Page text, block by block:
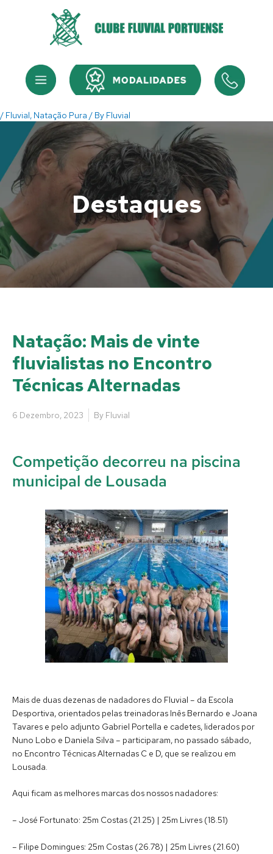
Menu Menu
/ Fluvial, Natação Pura / By Fluvial
Destaques
Natação: Mais de vinte
fluvialistas no Encontro
Técnicas Alternadas
6 Dezembro, 2023 By Fluvial
Competição decorreu na piscina
municipal de Lousada
Mais de duas dezenas de nadadores do Fluvial – da Escola
Desportiva, orientados pelas treinadoras Inês Bernardo e Joana
Tavares e pelo adjunto Gabriel Portella e cadetes, liderados por
Nuno Lobo e Daniela Silva – participaram, no passado sábado,
no Encontro Técnicas Alternadas C e D, que se realizou em
Lousada.
Aqui ficam as melhores marcas dos nossos nadadores:
– José Fortunato: 25m Costas (21.25) | 25m Livres (18.51)
– Filipe Domingues: 25m Costas (26.78) | 25m Livres (21.60)